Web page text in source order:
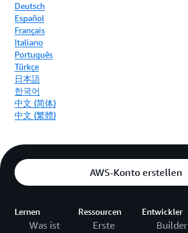
Deutsch
Español
Français
Italiano
Português
Türkçe
日本語
한국어
中文 (简体)
中文 (繁體)
AWS-Konto erstellen
Lernen
Was ist
Ressourcen
Erste
Entwickler
Builder